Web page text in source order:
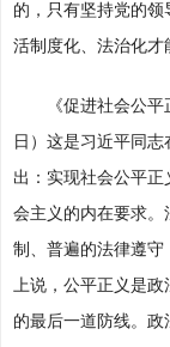
的，只有坚持党的
活制度化、法治化才
《促进社会公平正
日）这是习近平同
出：实现社会公平
会主义的内在要求
制、普遍的法律遵守
上说，公平正义是政
的最后一道防线。政